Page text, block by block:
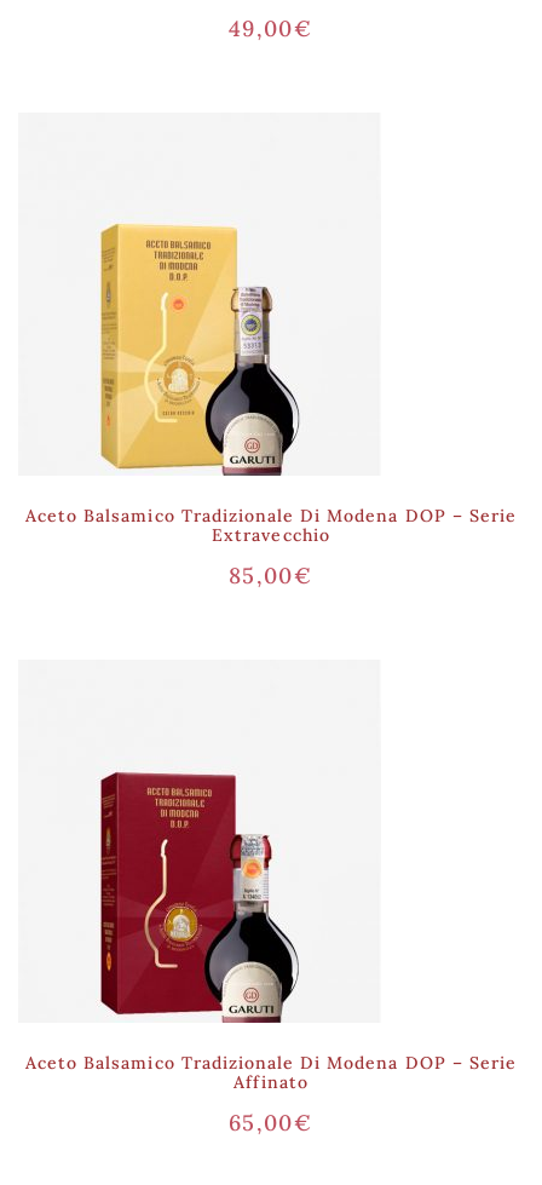
49,00€
Aceto Balsamico Tradizionale Di Modena DOP – Serie
Extravecchio
85,00€
Aceto Balsamico Tradizionale Di Modena DOP – Serie
Affinato
65,00€